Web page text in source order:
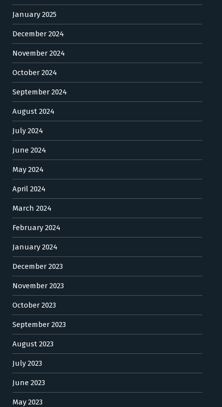
January 2025
December 2024
November 2024
October 2024
September 2024
August 2024
July 2024
June 2024
May 2024
April 2024
March 2024
February 2024
January 2024
December 2023
November 2023
October 2023
September 2023
August 2023
July 2023
June 2023
May 2023